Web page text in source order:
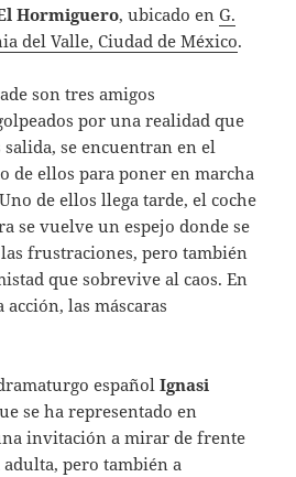
Hormiguero, ubicado enG.
del Valle, Ciudad de México.
son tres amigos
por una realidad que
se encuentran en el
de ellos para poner en marcha
de ellos llega tarde, el coche
se vuelve un espejo donde se
frustraciones, pero también
que sobrevive al caos. En
las máscaras
españolIgnasi
se ha representado en
invitación a mirar de frente
pero también a